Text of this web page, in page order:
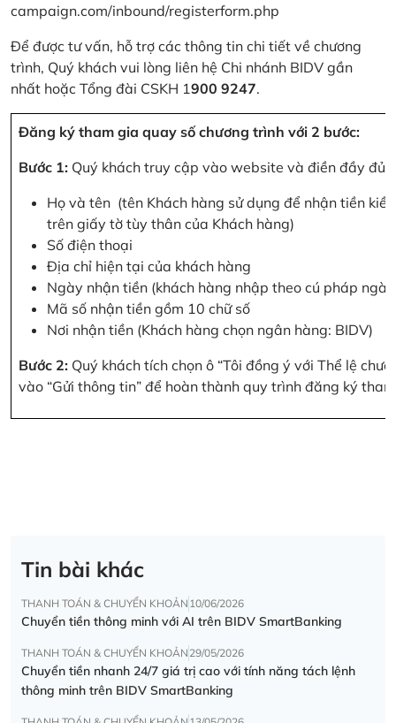
campaign.com/inbound/registerform.php
Để được tư vấn, hỗ trợ các thông tin chi tiết về chương
trình, Quý khách vui lòng liên hệ Chi nhánh BIDV gần
nhất hoặc Tổng đài CSKH 1900 9247.
Đăng ký tham gia quay số chương trình với 2 bước:
Bước 1: Quý khách truy cập vào website và điền đầy đủ
Họ và tên (tên Khách hàng sử dụng để nhận tiền
trên giấy tờ tùy thân của Khách hàng)
Số điện thoại
Địa chỉ hiện tại của khách hàng
Ngày nhận tiền (khách hàng nhập theo cú pháp
Mã số nhận tiền gồm 10 chữ số
Nơi nhận tiền (Khách hàng chọn ngân hàng: BIDV)
Bước 2: Quý khách tích chọn ô “Tôi đồng ý với Thể lệ
vào “Gửi thông tin” để hoàn thành quy trình đăng ký
Tin bài khác
THANH TOÁN & CHUYỂN KHOẢN 10/06/2026
Chuyển tiền thông minh với AI trên BIDV SmartBanking
THANH TOÁN & CHUYỂN KHOẢN 29/05/2026
Chuyển tiền nhanh 24/7 giá trị cao với tính năng tách lệnh
thông minh trên BIDV SmartBanking